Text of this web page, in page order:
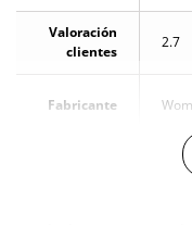
Valoración
clientes
2.7
Fabricante